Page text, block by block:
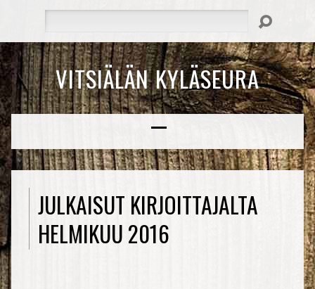
VITSIÄLÄN KYLÄSEURA
JULKAISUT KIRJOITTAJALTA
HELMIKUU 2016